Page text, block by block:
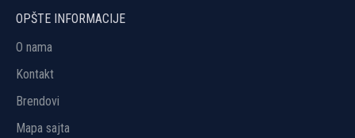
OPŠTE INFORMACIJE
O nama
Kontakt
Brendovi
Mapa sajta